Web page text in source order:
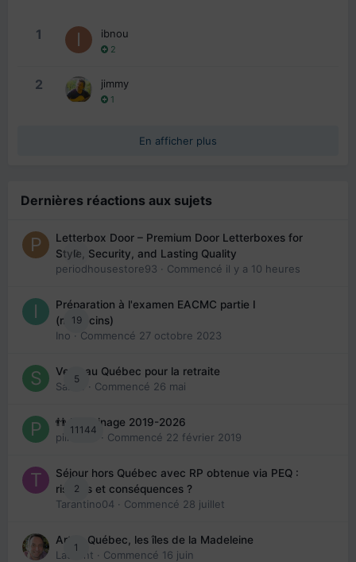
1 ibnou
2
2 jimmy
1
En afficher plus
Dernières réactions aux sujets
0
Letterbox Door – Premium Door Letterboxes for
Style, Security, and Lasting Quality
periodhousestore93 · Commencé il y a 10 heures
19
Préparation à l'examen EACMC partie I
(médecins)
Ino · Commencé 27 octobre 2023
5
Venir au Québec pour la retraite
Sab74
· Commencé 26 mai
11144
👬 Parrainage 2019-2026
piinoush · Commencé 22 février 2019
2
Séjour hors Québec avec RP obtenue via PEQ :
risques et conséquences ?
Tarantino04 · Commencé 28 juillet
1
Arte : Québec, les îles de la Madeleine
Laurent · Commencé 16 juin